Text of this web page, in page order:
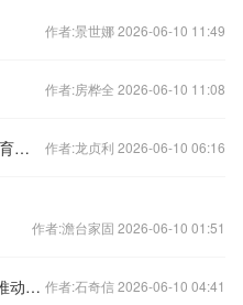
作者:景世娜 2026-06-10 11:49
作者:房桦全 2026-06-10 11:08
苏德：民族高等教育发展是赋能教育强国建设的关键 作者:龙贞利 2026-06-10 06:16
作者:澹台家固 2026-06-10 01:51
贵州仁怀市纪委监委：“双百工程”推动办好群众“心上事” 作者:石奇信 2026-06-10 04:41